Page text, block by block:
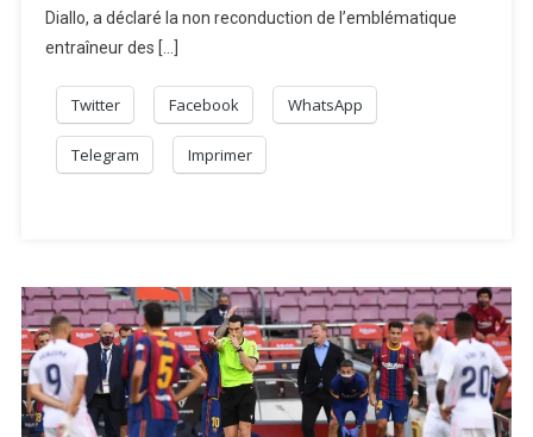
Diallo, a déclaré la non reconduction de l’emblématique
entraîneur des […]
Twitter Facebook WhatsApp
Telegram Imprimer